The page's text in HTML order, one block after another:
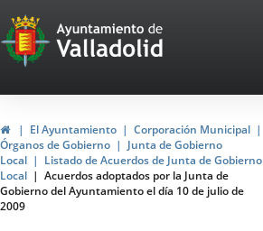
Portal
Web
del
Ayuntamiento
de
Valladolid
HomeEl Ayuntamiento
Corporación Municipal
Órganos de Gobierno
Junta de Gobierno
Local
Listado de Acuerdos de Junta de Gobierno
Local
Acuerdos adoptados por la Junta de
Gobierno del Ayuntamiento el día 10 de julio de
2009